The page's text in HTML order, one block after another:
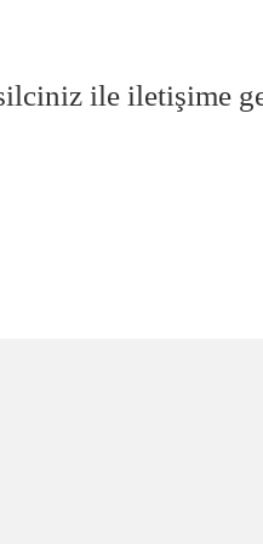
ile iletişime